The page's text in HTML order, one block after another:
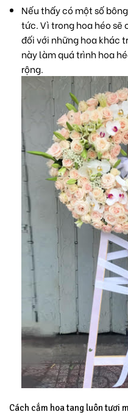
Nếu thấy có một số
tức. Vì trong hoa héo sẽ
đối với những hoa khác
này làm quá trình hoa
rộng.
Cách cắm hoa tang luôn tươi